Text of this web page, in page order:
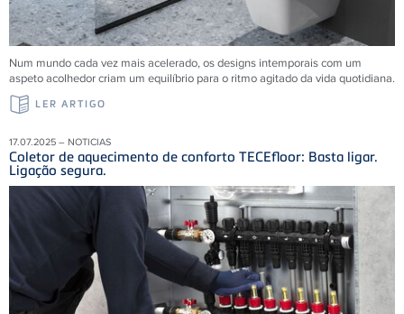
Num mundo cada vez mais acelerado, os designs intemporais com um
aspeto acolhedor criam um equilíbrio para o ritmo agitado da vida quotidiana.
LER ARTIGO
17.07.2025 – NOTICIAS
Coletor de aquecimento de conforto TECEfloor: Basta ligar.
Ligação segura.